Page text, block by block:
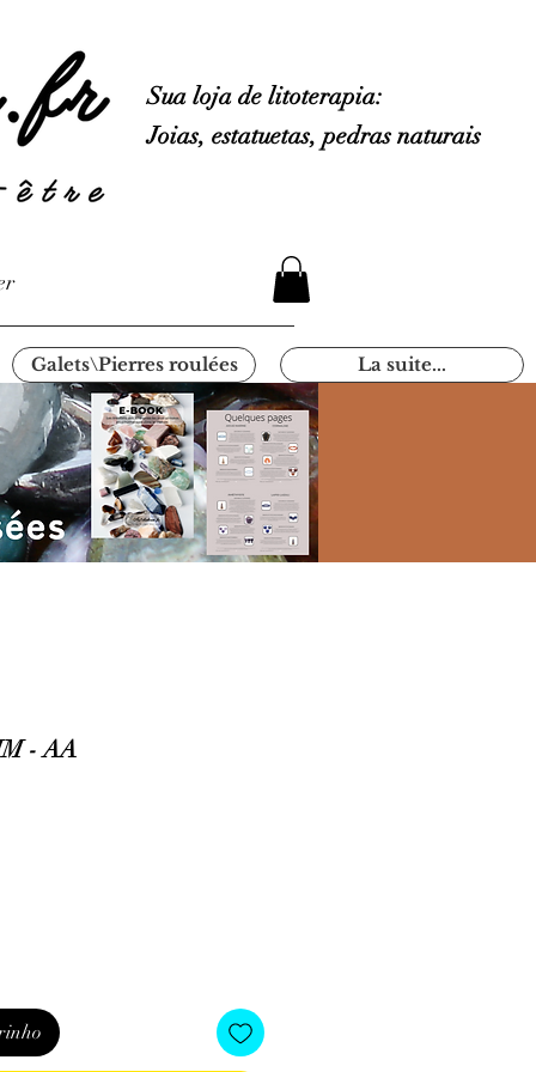
Sua loja de litoterapia:
Joias, estatuetas, pedras naturais
Galets\Pierres roulées La suite...
- AA